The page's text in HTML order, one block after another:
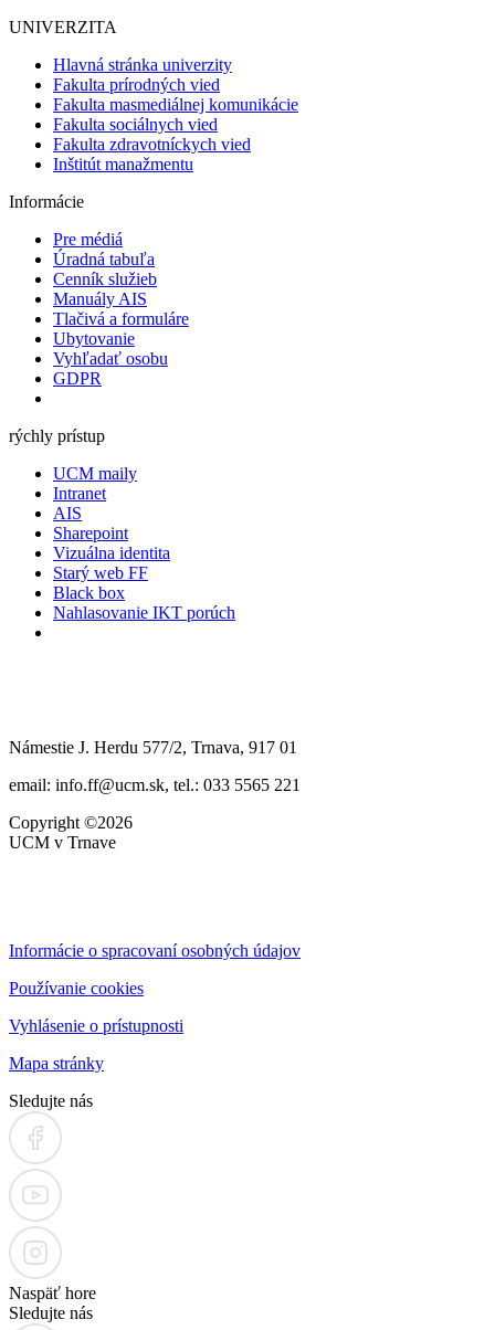
UNIVERZITA
Hlavná stránka univerzity
Fakulta prírodných vied
Fakulta masmediálnej komunikácie
Fakulta sociálnych vied
Fakulta zdravotníckych vied
Inštitút manažmentu
Informácie
Pre médiá
Úradná tabuľa
Cenník služieb
Manuály AIS
Tlačivá a formuláre
Ubytovanie
Vyhľadať osobu
GDPR
rýchly prístup
UCM maily
Intranet
AIS
Sharepoint
Vizuálna identita
Starý web FF
Black box
Nahlasovanie IKT porúch
Námestie J. Herdu 577/2, Trnava, 917 01
email: info.ff@ucm.sk, tel.: 033 5565 221
Copyright ©2026
UCM v Trnave
Informácie o spracovaní osobných údajov
Používanie cookies
Vyhlásenie o prístupnosti
Mapa stránky
Sledujte nás
Naspäť hore
Sledujte nás